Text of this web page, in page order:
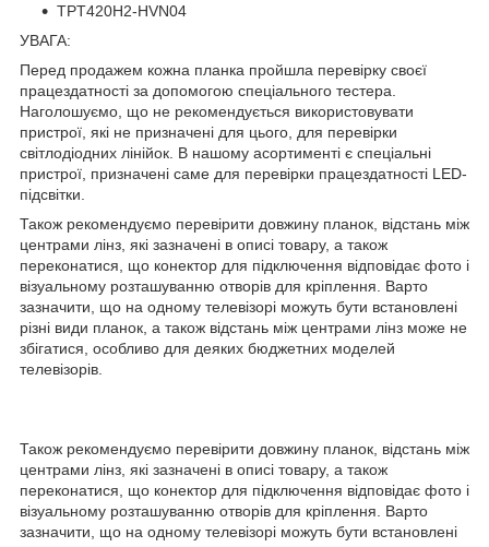
TPT420H2-HVN04
УВАГА:
Перед продажем кожна планка пройшла перевірку своєї
працездатності за допомогою спеціального тестера.
Наголошуємо, що не рекомендується використовувати
пристрої, які не призначені для цього, для перевірки
світлодіодних лінійок. В нашому асортименті є спеціальні
пристрої, призначені саме для перевірки працездатності LED-
підсвітки.
Також рекомендуємо перевірити довжину планок, відстань між
центрами лінз, які зазначені в описі товару, а також
переконатися, що конектор для підключення відповідає фото і
візуальному розташуванню отворів для кріплення. Варто
зазначити, що на одному телевізорі можуть бути встановлені
різні види планок, а також відстань між центрами лінз може не
збігатися, особливо для деяких бюджетних моделей
телевізорів.
Також рекомендуємо перевірити довжину планок, відстань між
центрами лінз, які зазначені в описі товару, а також
переконатися, що конектор для підключення відповідає фото і
візуальному розташуванню отворів для кріплення. Варто
зазначити, що на одному телевізорі можуть бути встановлені